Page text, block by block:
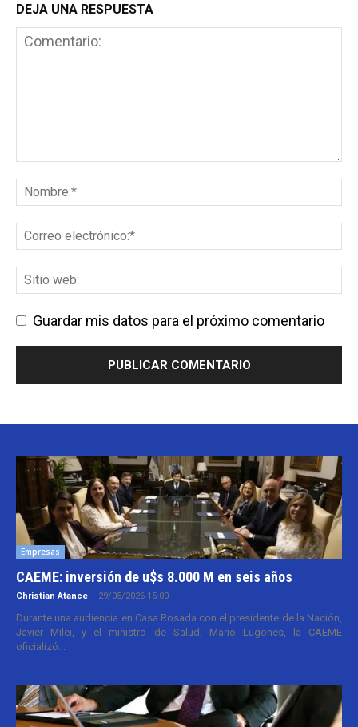
DEJA UNA RESPUESTA
Guardar mis datos para el próximo comentario
Empresas
CAEME: inversión de u$s 8.000 M en seis años
Christian Atance - 29/05/2026 15:00
Durante una audiencia en Casa Rosada con el presidente de la Nación,
Javier Milei, y el ministro de Salud, Mario Lugones, la CAEME
oficializó...